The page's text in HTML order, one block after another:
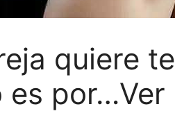
quiere
es por…Ver